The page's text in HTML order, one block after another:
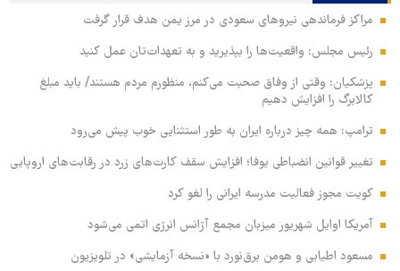
مراکز فرماندهی نیروهای سعودی در مرز یمن هدف قرار گرفت
رئیس مجلس: واقعیت‌ها را بپذیرید و به تعهدات‌تان عمل کنید
پزشکیان: وقتی از وفاق صحبت می‌کنم، منظورم مردم هستند/ باید مبلغ
کالابرگ را افزایش دهیم
ترامپ: همه چیز درباره ایران به طور استثنایی خوب پیش می‌رود
تغییر قوانین انضباطی یوفا؛ افزایش سقف کارت‌های زرد در رقابت‌های اروپایی
کویت مجوز فعالیت مدرسه ایرانی را لغو کرد
آمریکا اوایل شهریور میزبان مجمع آژانس انرژی اتمی می‌شود
مسعود اطیابی و هومن برق‌نورد با «نسخه آزمایشی» در تلویزیون